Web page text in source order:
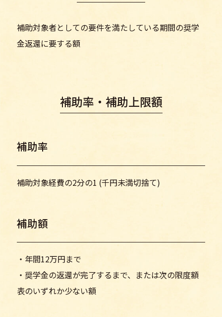
補助対象者としての要件を満たしている期間の奨学
金返還に要する額
補助率・補助上限額
補助率
補助対象経費の2分の1 (千円未満切捨て)
補助額
・年間12万円まで
・奨学金の返還が完了するまで、または次の限度額
表のいずれか少ない額